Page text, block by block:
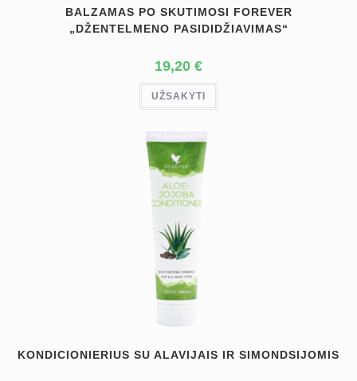
BALZAMAS PO SKUTIMOSI FOREVER
„DŽENTELMENO PASIDIDŽIAVIMAS“
19,20 €
UŽSAKYTI
KONDICIONIERIUS SU ALAVIJAIS IR SIMONDSIJOMIS